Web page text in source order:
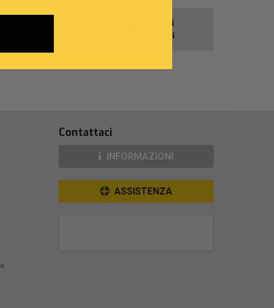
Tutti i
Generi
Contattaci
INFORMAZIONI
ASSISTENZA